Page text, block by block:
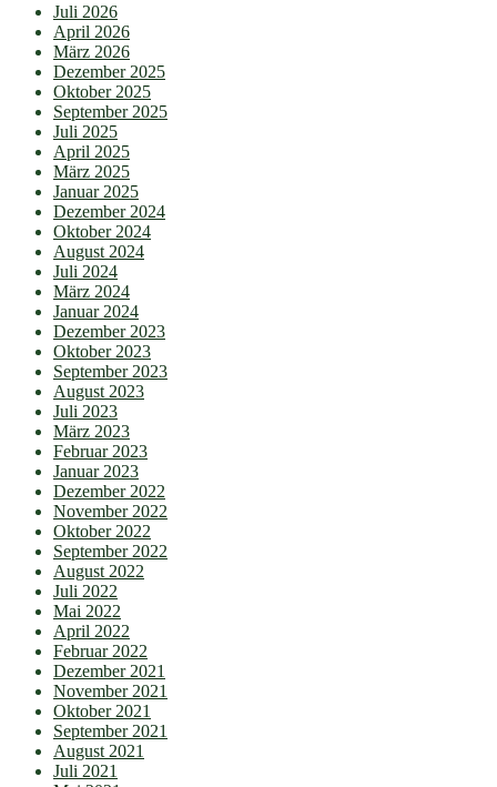
Juli 2026
April 2026
März 2026
Dezember 2025
Oktober 2025
September 2025
Juli 2025
April 2025
März 2025
Januar 2025
Dezember 2024
Oktober 2024
August 2024
Juli 2024
März 2024
Januar 2024
Dezember 2023
Oktober 2023
September 2023
August 2023
Juli 2023
März 2023
Februar 2023
Januar 2023
Dezember 2022
November 2022
Oktober 2022
September 2022
August 2022
Juli 2022
Mai 2022
April 2022
Februar 2022
Dezember 2021
November 2021
Oktober 2021
September 2021
August 2021
Juli 2021